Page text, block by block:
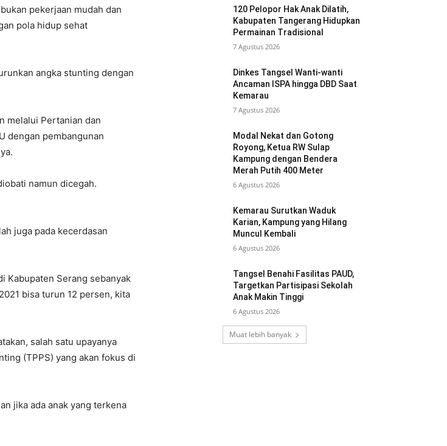
pekerjaan mudah dan
pola hidup sehat
angka stunting dengan
melalui Pertanian dan
dengan pembangunan
namun dicegah.
juga pada kecerdasan
Kabupaten Serang sebanyak
bisa turun 12 persen, kita
salah satu upayanya
(TPPS) yang akan fokus di
jika ada anak yang terkena
120 Pelopor Hak Anak Dilatih,
Kabupaten Tangerang Hidupkan
Permainan Tradisional
7 Agustus 2026
Dinkes Tangsel Wanti-wanti
Ancaman ISPA hingga DBD Saat
Kemarau
7 Agustus 2026
Modal Nekat dan Gotong
Royong, Ketua RW Sulap
Kampung dengan Bendera
Merah Putih 400 Meter
6 Agustus 2026
Kemarau Surutkan Waduk
Karian, Kampung yang Hilang
Muncul Kembali
6 Agustus 2026
Tangsel Benahi Fasilitas PAUD,
Targetkan Partisipasi Sekolah
Anak Makin Tinggi
6 Agustus 2026
Muat lebih banyak